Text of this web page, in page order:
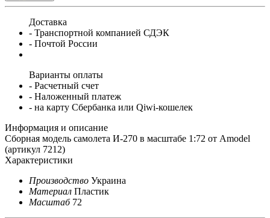
Доставка
- Транспортной компанией СДЭК
- Почтой России
Варианты оплаты
- Расчетный счет
- Наложенный платеж
- на карту Сбербанка или Qiwi-кошелек
Информация и описание
Сборная модель самолета И-270 в масштабе 1:72 от Amodel
(артикул 7212)
Характеристики
Производство Украина
Материал Пластик
Масштаб 72